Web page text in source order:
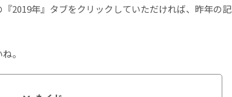
2019年』タブをクリックしていただければ、昨年の記
。